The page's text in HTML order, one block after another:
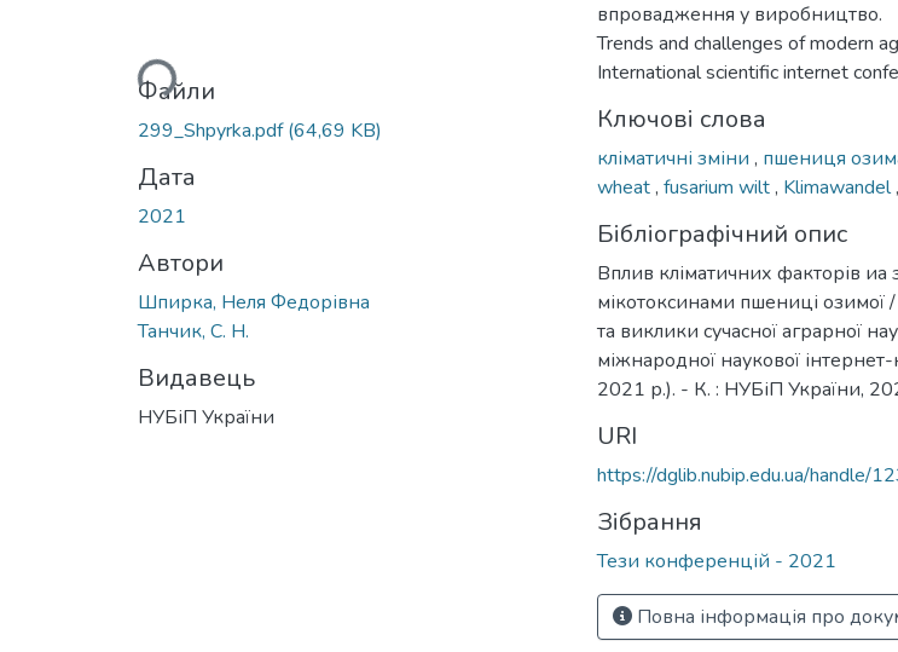
Вантажиться...Файли
299_Shpyrka.pdf(64,69 KB)
Дата
2021
Автори
Шпирка, Неля Федорівна
Танчик, С. H.
Видавець
НУБіП України
впровадження у виробництво.
Trends and challenges of modern
International scientific internet
Ключові слова
кліматичні зміни , пшениця
wheat, fusarium wilt, Klimawandel,
Бібліографічний опис
Вплив кліматичних факторів
мікотоксинами пшениці
та виклики сучасної аграрної
міжнародної наукової
2021 р.). - К. : НУБіП України,
URI
https://dglib.nubip.edu.ua/handle/
Зібрання
Тези конференцій - 2021
Повна інформація про